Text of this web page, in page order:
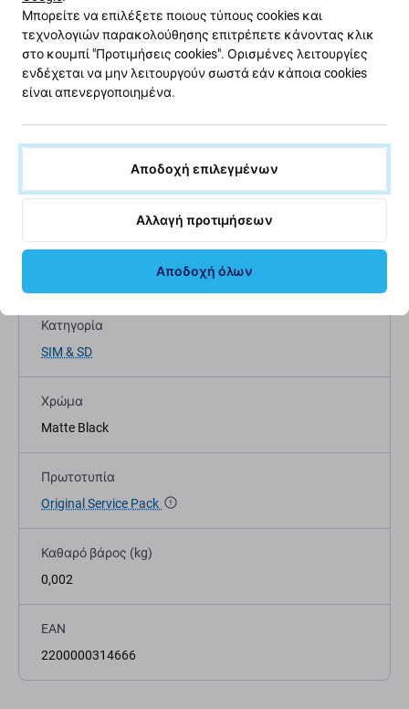
Περιγραφή και προδιαγραφές Ποιότητα Αποστολές και
Προδιαγραφές
Τύπος συσκευής
Ανταλλακτικά Κινητών Τηλεφώνων
Κατηγορία
SIM & SD
Χρώμα
Matte Black
Πρωτοτυπία
Original Service Pack
Καθαρό βάρος (kg)
0,002
EAN
2200000314666
Μπορείτε να επιλέξετε ποιους τύπους cookies και
τεχνολογιών παρακολούθησης επιτρέπετε κάνοντας κλικ
στο κουμπί "Προτιμήσεις cookies". Ορισμένες λειτουργίες
ενδέχεται να μην λειτουργούν σωστά εάν κάποια cookies
είναι απενεργοποιημένα.
Αποδοχή επιλεγμένων
Αλλαγή προτιμήσεων
Αποδοχή όλων